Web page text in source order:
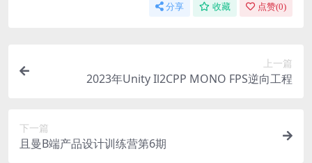
分享 收藏 点赞(0)
上一篇
2023年Unity Il2CPP MONO FPS逆向工程
下一篇
且曼B端产品设计训练营第6期